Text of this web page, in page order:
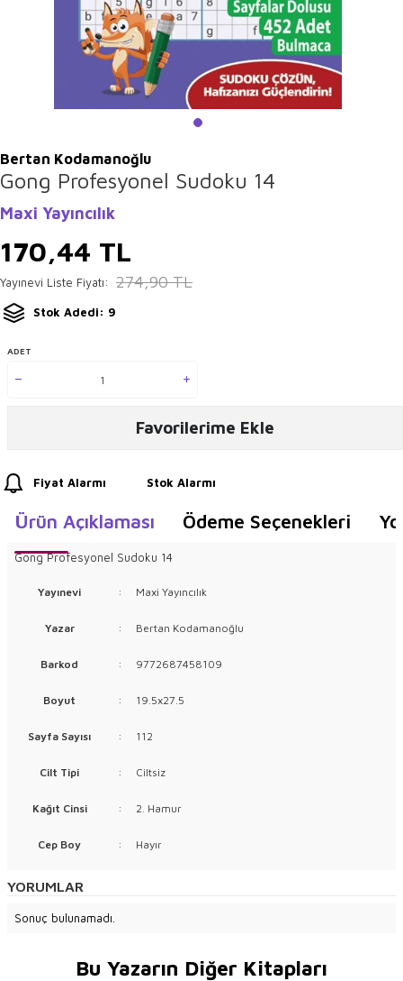
Bertan Kodamanoğlu
Gong Profesyonel Sudoku 14
Maxi Yayıncılık
170,44 TL
Yayınevi Liste Fiyatı: 274,90TL
Stok Adedi: 9
ADET
Favorilerime Ekle
Fiyat Alarmı Stok Alarmı
Ürün Açıklaması Ödeme Seçenekleri
Gong Profesyonel Sudoku 14
Yayınevi : Maxi Yayıncılık
Yazar : Bertan Kodamanoğlu
Barkod : 9772687458109
Boyut : 19.5x27.5
Sayfa Sayısı : 112
Cilt Tipi : Ciltsiz
Kağıt Cinsi : 2. Hamur
Cep Boy : Hayır
YORUMLAR
Sonuç bulunamadı.
Bu Yazarın Diğer Kitapları